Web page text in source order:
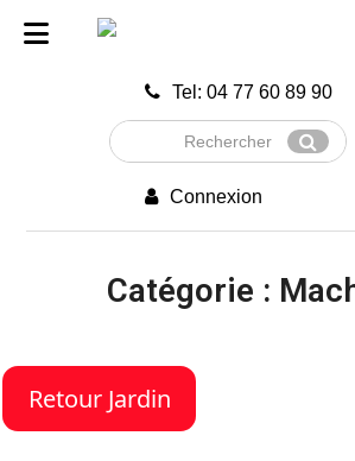
Tel: 04 77 60 89 90
Rechercher
Envoyer
Connexion
Catégorie :
Retour Jardin